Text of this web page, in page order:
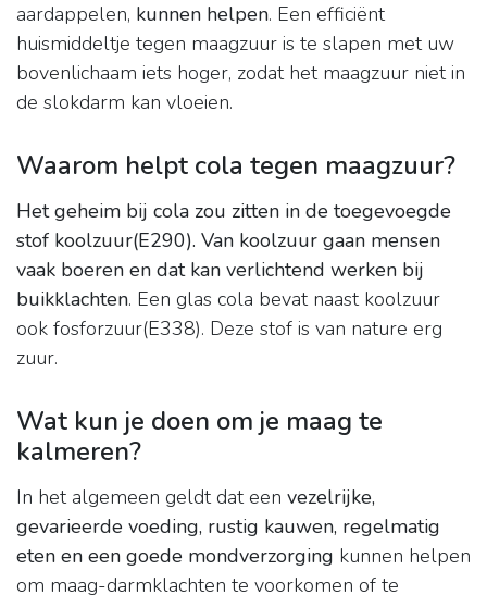
aardappelen, kunnen helpen. Een efficiënt
huismiddeltje tegen maagzuur is te slapen met uw
bovenlichaam iets hoger, zodat het maagzuur niet in
de slokdarm kan vloeien.
Waarom helpt cola tegen maagzuur?
Het geheim bij cola zou zitten in de toegevoegde
stof koolzuur(E290). Van koolzuur gaan mensen
vaak boeren en dat kan verlichtend werken bij
buikklachten. Een glas cola bevat naast koolzuur
ook fosforzuur(E338). Deze stof is van nature erg
zuur.
Wat kun je doen om je maag te
kalmeren?
In het algemeen geldt dat een vezelrijke,
gevarieerde voeding, rustig kauwen, regelmatig
eten en een goede mondverzorging kunnen helpen
om maag-darmklachten te voorkomen of te